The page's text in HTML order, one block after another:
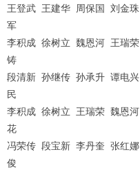
王登武 王建华 周保国 刘金珠
军
李积成 徐树立 魏恩河 王瑞荣
铸
段清新 孙继传 孙承升 谭电兴
民
李积成 徐树立 王瑞荣 魏恩河
花
冯荣传 段宝新 李丹奎 张红娜
俊